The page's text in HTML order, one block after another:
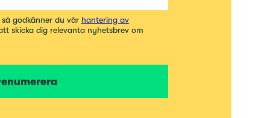
godkänner du vår hantering av
skicka dig relevanta nyhetsbrev om